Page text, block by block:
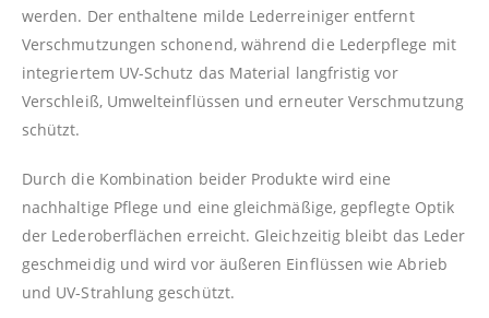
werden. Der enthaltene milde Lederreiniger entfernt
Verschmutzungen schonend, während die Lederpflege mit
integriertem UV-Schutz das Material langfristig vor
Verschleiß, Umwelteinflüssen und erneuter Verschmutzung
schützt.
Durch die Kombination beider Produkte wird eine
nachhaltige Pflege und eine gleichmäßige, gepflegte Optik
der Lederoberflächen erreicht. Gleichzeitig bleibt das Leder
geschmeidig und wird vor äußeren Einflüssen wie Abrieb
und UV-Strahlung geschützt.